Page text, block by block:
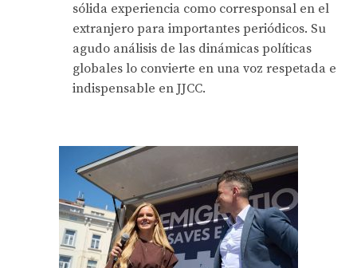
sólida experiencia como corresponsal en el
extranjero para importantes periódicos. Su
agudo análisis de las dinámicas políticas
globales lo convierte en una voz respetada e
indispensable en JJCC.